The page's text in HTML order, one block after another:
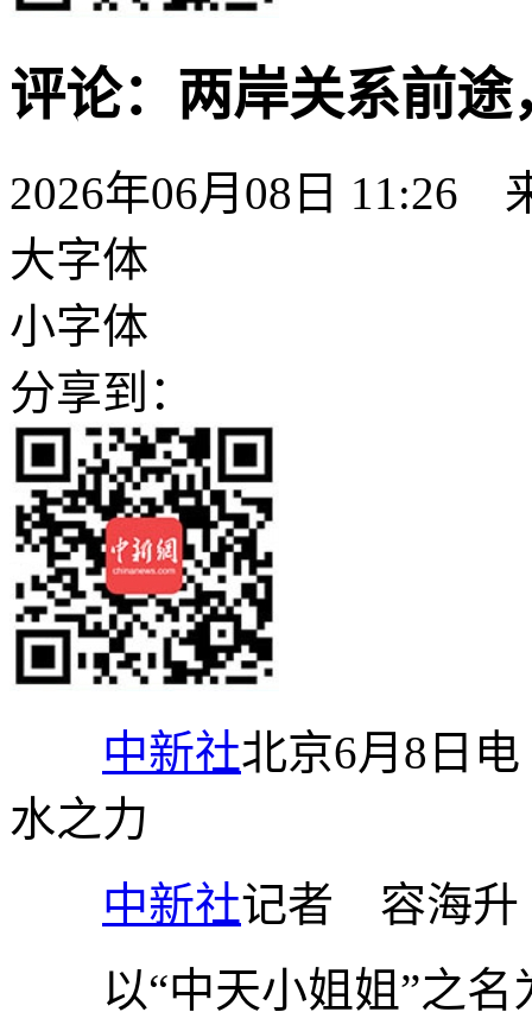
评论：两岸关系前
2026年06月08日 11:26
大字体
小字体
分享到：
中新社北京6月8日
水之力
中新社记者 容海升
以“中天小姐姐”之名